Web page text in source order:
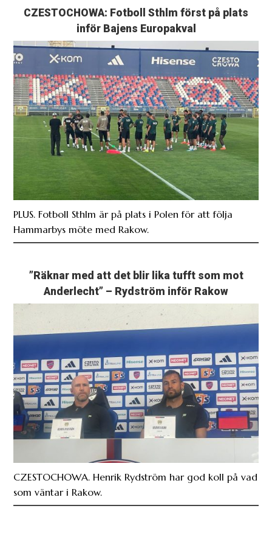
CZESTOCHOWA: Fotboll Sthlm först på plats
inför Bajens Europakval
PLUS. Fotboll Sthlm är på plats i Polen för att följa
Hammarbys möte med Rakow.
”Räknar med att det blir lika tufft som mot
Anderlecht” – Rydström inför Rakow
CZESTOCHOWA. Henrik Rydström har god koll på vad
som väntar i Rakow.